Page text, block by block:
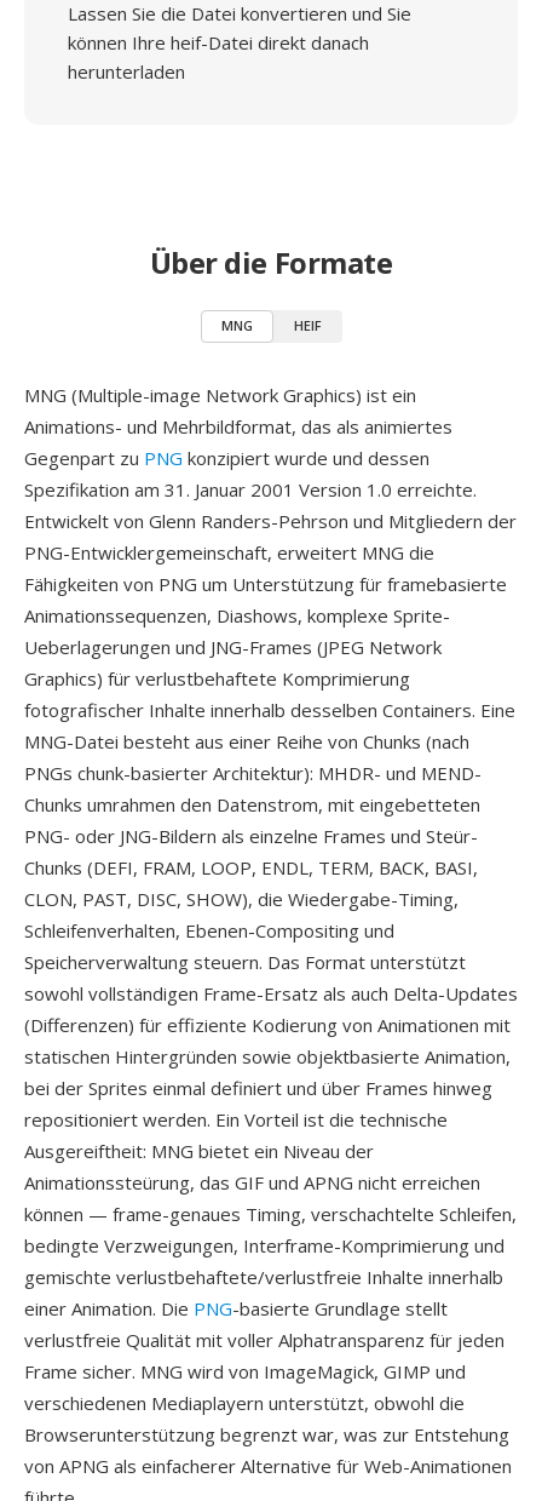
Lassen Sie die Datei konvertieren und Sie
können Ihre heif-Datei direkt danach
herunterladen
Über die Formate
MNG HEIF
MNG (Multiple-image Network Graphics) ist ein
Animations- und Mehrbildformat, das als animiertes
Gegenpart zu PNG konzipiert wurde und dessen
Spezifikation am 31. Januar 2001 Version 1.0 erreichte.
Entwickelt von Glenn Randers-Pehrson und Mitgliedern der
PNG-Entwicklergemeinschaft, erweitert MNG die
Fähigkeiten von PNG um Unterstützung für framebasierte
Animationssequenzen, Diashows, komplexe Sprite-
Ueberlagerungen und JNG-Frames (JPEG Network
Graphics) für verlustbehaftete Komprimierung
fotografischer Inhalte innerhalb desselben Containers. Eine
MNG-Datei besteht aus einer Reihe von Chunks (nach
PNGs chunk-basierter Architektur): MHDR- und MEND-
Chunks umrahmen den Datenstrom, mit eingebetteten
PNG- oder JNG-Bildern als einzelne Frames und Steür-
Chunks (DEFI, FRAM, LOOP, ENDL, TERM, BACK, BASI,
CLON, PAST, DISC, SHOW), die Wiedergabe-Timing,
Schleifenverhalten, Ebenen-Compositing und
Speicherverwaltung steuern. Das Format unterstützt
sowohl vollständigen Frame-Ersatz als auch Delta-Updates
(Differenzen) für effiziente Kodierung von Animationen mit
statischen Hintergründen sowie objektbasierte Animation,
bei der Sprites einmal definiert und über Frames hinweg
repositioniert werden. Ein Vorteil ist die technische
Ausgereiftheit: MNG bietet ein Niveau der
Animationssteürung, das GIF und APNG nicht erreichen
können — frame-genaues Timing, verschachtelte Schleifen,
bedingte Verzweigungen, Interframe-Komprimierung und
gemischte verlustbehaftete/verlustfreie Inhalte innerhalb
einer Animation. Die PNG-basierte Grundlage stellt
verlustfreie Qualität mit voller Alphatransparenz für jeden
Frame sicher. MNG wird von ImageMagick, GIMP und
verschiedenen Mediaplayern unterstützt, obwohl die
Browserunterstützung begrenzt war, was zur Entstehung
von APNG als einfacherer Alternative für Web-Animationen